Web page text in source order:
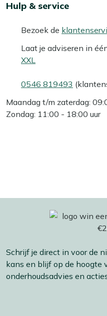
Hulp & service
Bezoek de
Laat je adviseren in
XXL
0546 819493
Maandag t/m zaterdag:
Zondag: 11:00 - 18:00 uur
Schrijf je direct in voor de
kans en blijf op de hoogte
onderhoudsadvies en